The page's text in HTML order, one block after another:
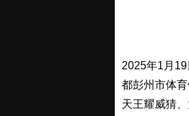
2025年1月
都彭州市体
天王耀威猜